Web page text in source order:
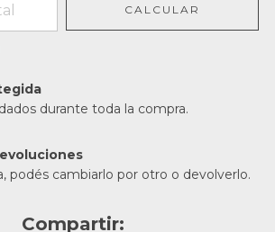
CALCULAR
durante toda la compra.
podés cambiarlo por otro o devolverlo.
Compartir: